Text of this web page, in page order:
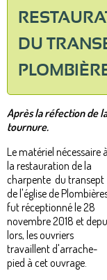
DU
Après la réfection de
tournure.
Le matériel nécessaire à
la restauration de la
charpente du transept
de l'église de
fut réceptionné le 28
novembre 2018 et
lors, les ouvriers
travaillent d'arrache-
pied à cet ouvrage.